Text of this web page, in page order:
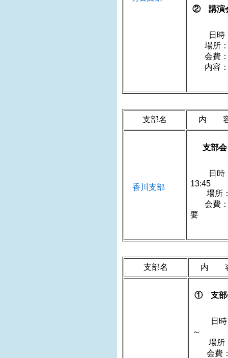
② 講演
日時：
場所：
会費
内容：
支部名 内
香川支部
支部会
日時
場所
会費
支部名 内
① 支部
日
場所
会費